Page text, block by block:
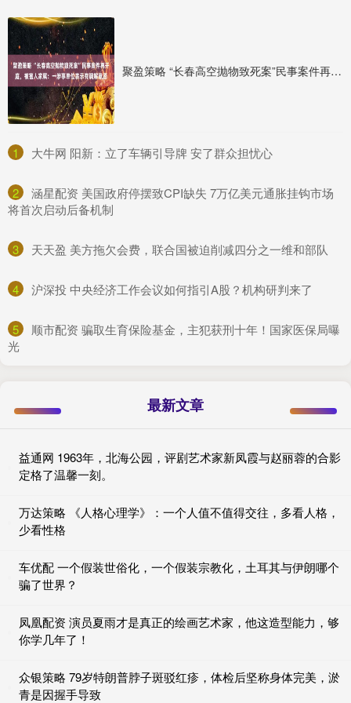
聚盈策略 “长春高空抛物致死案”民事案件再开庭，被害人家属：一涉事单位表示有调解意愿
1 ​大牛网 阳新：立了车辆引导牌 安了群众担忧心
2
​涵星配资 美国政府停摆致CPI缺失 7万亿美元通胀挂钩市场
将首次启动后备机制
3 ​天天盈 美方拖欠会费，联合国被迫削减四分之一维和部队
4 ​沪深投 中央经济工作会议如何指引A股？机构研判来了
5
​顺市配资 骗取生育保险基金，主犯获刑十年！国家医保局曝
光
最新文章
益通网 1963年，北海公园，评剧艺术家新凤霞与赵丽蓉的合影
定格了温馨一刻。
万达策略 《人格心理学》：一个人值不值得交往，多看人格，
少看性格
车优配 一个假装世俗化，一个假装宗教化，土耳其与伊朗哪个
骗了世界？
凤凰配资 演员夏雨才是真正的绘画艺术家，他这造型能力，够
你学几年了！
众银策略 79岁特朗普脖子斑驳红疹，体检后坚称身体完美，淤
青是因握手导致